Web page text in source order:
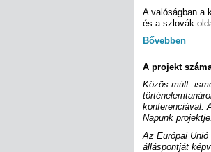
A valóságban a
és a szlovák
Bővebben
A projekt
Közös múlt:
konferenciával.
Napunk projektje.
Az Európai
álláspontját